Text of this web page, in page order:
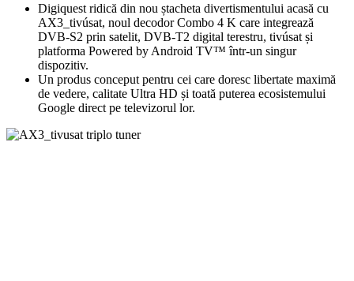
Digiquest ridică din nou ștacheta divertismentului acasă cu
AX3_tivúsat, noul decodor Combo 4 K care integrează
DVB-S2 prin satelit, DVB-T2 digital terestru, tivúsat și
platforma Powered by Android TV™ într-un singur
dispozitiv.
Un produs conceput pentru cei care doresc libertate maximă
de vedere, calitate Ultra HD și toată puterea ecosistemului
Google direct pe televizorul lor.